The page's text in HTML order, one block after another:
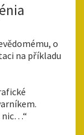
o
na příkladu
nic…“